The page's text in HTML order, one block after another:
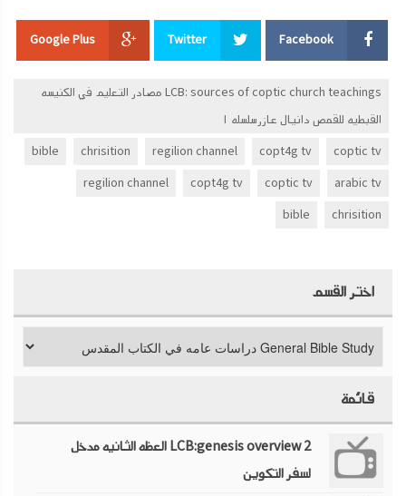
Facebook
Twitter
Google Plus
LCB: sources of coptic church teachings مصادر التعليم في الكنيسه
القبطيه للقمص دانيال عازرسلسله ١
coptic tv
copt4g tv
regilion channel
chrisition
bible
arabic tv
coptic tv
copt4g tv
regilion channel
chrisition
bible
اختر القسم
قائمة
LCB:genesis overview 2 العظه الثانيه مدخل
لسفر التكوين